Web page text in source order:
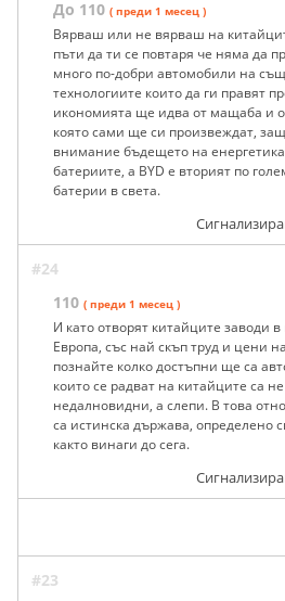
До 110 ( преди 1 месец )
Вярваш или не вярваш на
пъти да ти се повтаря че няма да
много по-добри автомобили на
технологиите които да ги правят
икономията ще идва от мащаба и
която сами ще си произвеждат,
внимание бъдещето на
батериите, а BYD е вторият по
батерии в света.
#24
110 ( преди 1 месец )
И като отворят китайците заводи
Европа, със най скъп труд и цени
познайте колко достъпни ще са
които се радват на китайците са
недалновидни, а слепи. В това
са истинска държава, определено
както винаги до сега.
#23